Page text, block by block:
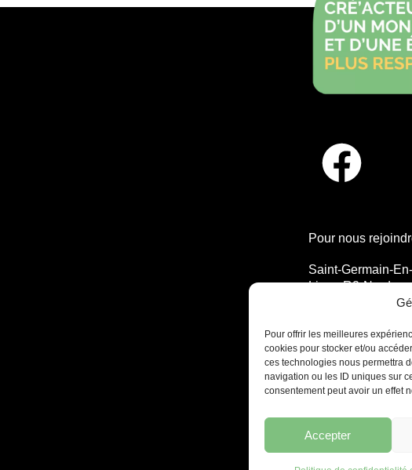
Pour offrir les meilleures
cookies pour stocker et/ou
ces technologies nous permettra
navigation ou les ID uniques sur
consentement peut avoir un effet
Accepter
Pour nous
Saint-Germain-
Ligne R2-Nord
7 place
Ecrivez-nous !